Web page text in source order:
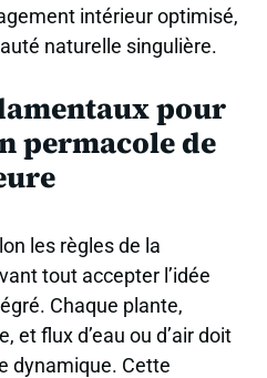
intérieur optimisé,
naturelle singulière.
pour
permacole de
les règles de la
tout accepter l’idée
Chaque plante,
et flux d’eau ou d’air doit
dynamique. Cette